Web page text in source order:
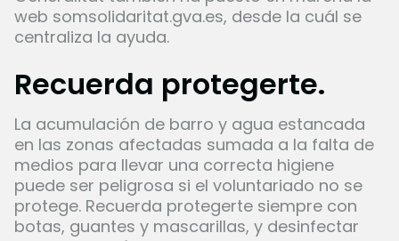
web somsolidaritat.gva.es, desde la cuál se
centraliza la ayuda.
Recuerda protegerte.
La acumulación de barro y agua estancada
en las zonas afectadas sumada a la falta de
medios para llevar una correcta higiene
puede ser peligrosa si el voluntariado no se
protege. Recuerda protegerte siempre con
botas, guantes y mascarillas, y desinfectar